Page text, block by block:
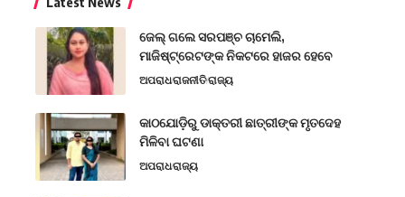
ଜେଲ୍ ଗଲେ ସରପଞ୍ଚ ଚାମେଲି,
ମାଜିଷ୍ଟ୍ରେଟଙ୍କ ନିକଟରେ ହାଜର ହେବେ
ଅପରାଧରାଜନୀତିରାଜ୍ୟ
କାଠଯୋଡ଼ିରୁ ଡାକ୍ତରୀ ଛାତ୍ରୀଙ୍କ ମୃତଦେହ
ମିଳିବା ଘଟଣା
ଅପରାଧରାଜ୍ୟ